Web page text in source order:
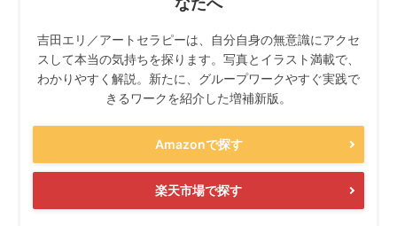
吉田エリ／アートセラピーは、自分自身の無意識にアクセ
スして本当の気持ちを探ります。写真とイラスト満載で、
わかりやすく解説。新たに、グループワークやすぐ実践で
きるワークを紹介した増補新版。
Amazonで探す
楽天市場で探す